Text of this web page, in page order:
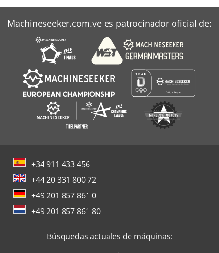
Machineseeker.com.ve es patrocinador oficial de:
+34 911 433 456
+44 20 331 800 72
+49 201 857 861 0
+49 201 857 861 80
Búsquedas actuales de máquinas: